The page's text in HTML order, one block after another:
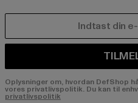
Oplysninger om, hvordan DefShop
vores privatlivspolitik. Du kan til
privatlivspolitik